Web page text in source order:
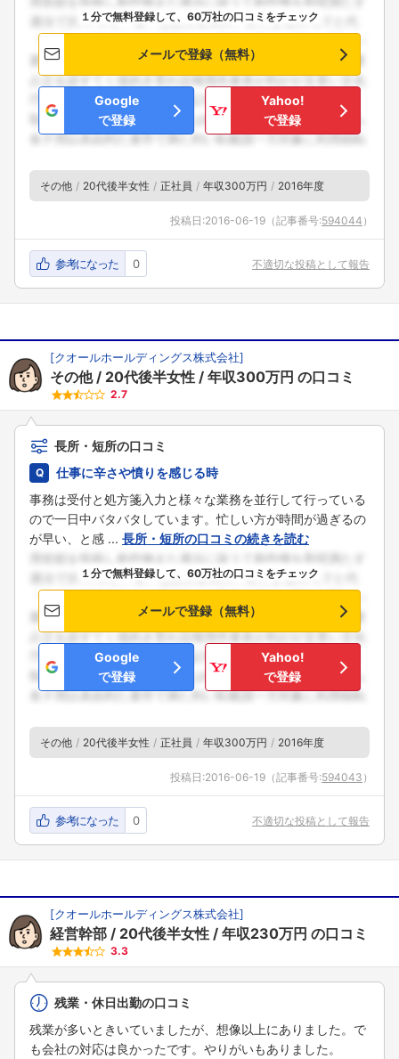
１分で無料登録して、60万社の口コミをチェック
メールで登録（無料）
Google
で登録
Yahoo!
で登録
その他 20代後半女性 正社員 年収300万円 2016年度
投稿日:2016-06-19 （記事番号:594044 ）
参考になった 0 不適切な投稿として報告
[クオールホールディングス株式会社]
その他 20代後半女性 年収300万円 の口コミ
2.7
長所・短所の口コミ
仕事に辛さや憤りを感じる時
事務は受付と処方箋入力と様々な業務を並行して行っている
ので一日中バタバタしています。忙しい方が時間が過ぎるの
が早い、と感 ... 長所・短所の口コミの続きを読む
１分で無料登録して、60万社の口コミをチェック
メールで登録（無料）
Google
で登録
Yahoo!
で登録
その他 20代後半女性 正社員 年収300万円 2016年度
投稿日:2016-06-19 （記事番号:594043 ）
参考になった 0 不適切な投稿として報告
[クオールホールディングス株式会社]
経営幹部 20代後半女性 年収230万円 の口コミ
3.3
残業・休日出勤の口コミ
残業が多いときいていましたが、想像以上にありました。で
も会社の対応は良かったです。やりがいもありました。